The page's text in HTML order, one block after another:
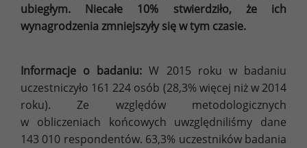
ubiegłym. Niecałe 10% stwierdziło, że ich
wynagrodzenia zmniejszyły się w tym czasie.
Informacje o badaniu: W 2015 roku w badaniu
uczestniczyło 161 224 osób (28,3% więcej niż w 2014
roku). Ze względów metodologicznych
w obliczeniach końcowych uwzględniliśmy dane
143 010 respondentów. 63,3% uczestników badania